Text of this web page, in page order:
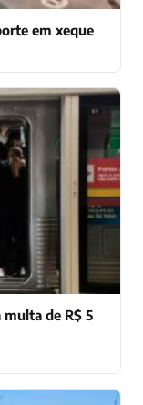
em xeque
multa de R$ 5